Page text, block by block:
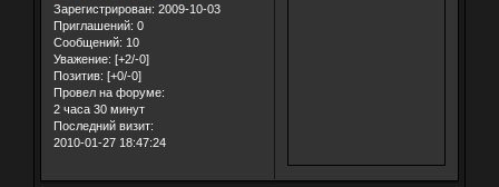
Зарегистрирован: 2009-10-03
Приглашений: 0
Сообщений: 10
Уважение: [+2/-0]
Позитив: [+0/-0]
Провел на форуме:
2 часа 30 минут
Последний визит:
2010-01-27 18:47:24